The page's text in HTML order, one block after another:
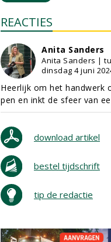
REACTIES
Anita Sanders
Anita Sanders |
dinsdag 4 juni
Heerlijk om het handwerk
pen en inkt de sfeer van
download artikel
bestel tijdschrift
tip de redactie